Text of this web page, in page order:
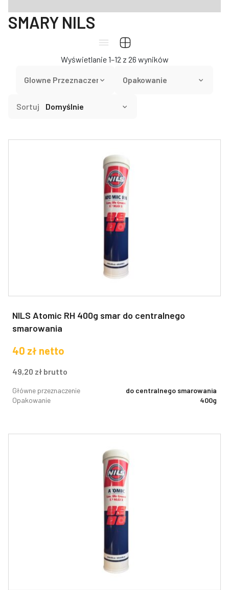
SMARY NILS
Wyświetlanie 1–12 z 26 wyników
Sortuj
NILS Atomic RH 400g smar do centralnego
smarowania
40 zł netto
49,20 zł brutto
Główne przeznaczenie
do centralnego smarowania
Opakowanie
400g